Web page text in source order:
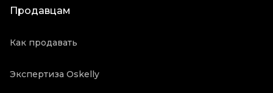
Продавцам
Как продавать
Экспертиза Oskelly